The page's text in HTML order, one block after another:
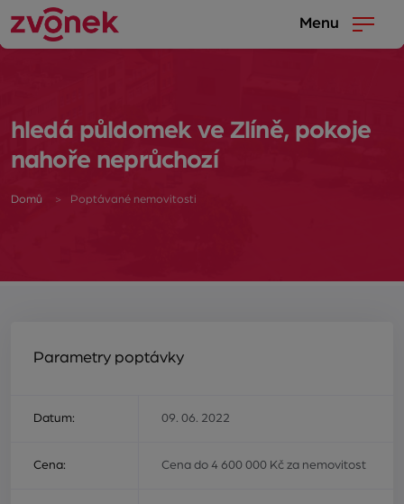
Menu
hledá půldomek ve Zlíně, pokoje
nahoře neprůchozí
Domů Poptávané nemovitosti
Parametry poptávky
Datum: 09. 06. 2022
Cena: Cena do 4 600 000 Kč za nemovitost